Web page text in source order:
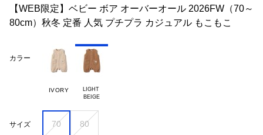
【WEB限定】ベビー ボア オーバーオール 2026FW（70～
80cm）秋冬 定番 人気 プチプラ カジュアル もこもこ
カラー
IVORY
LIGHT
サイズ 70 80